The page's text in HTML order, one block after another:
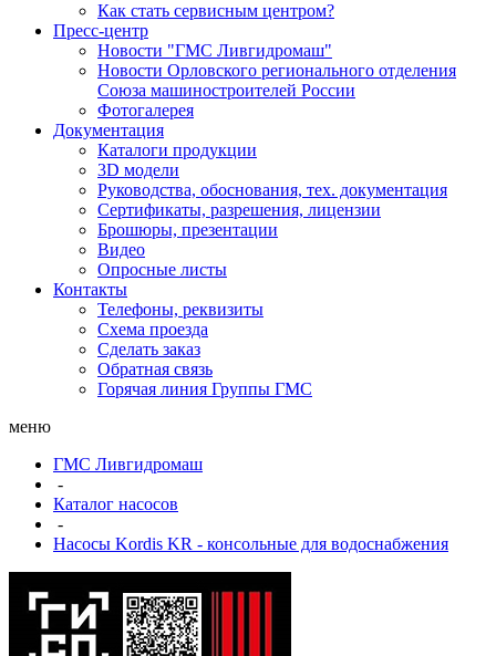
Как стать сервисным центром?
Пресс-центр
Новости "ГМС Ливгидромаш"
Новости Орловского регионального отделения
Союза машиностроителей России
Фотогалерея
Документация
Каталоги продукции
3D модели
Руководства, обоснования, тех. документация
Сертификаты, разрешения, лицензии
Брошюры, презентации
Видео
Опросные листы
Контакты
Телефоны, реквизиты
Схема проезда
Сделать заказ
Обратная связь
Горячая линия Группы ГМС
меню
ГМС Ливгидромаш
-
Каталог насосов
-
Насосы Kordis KR - консольные для водоснабжения